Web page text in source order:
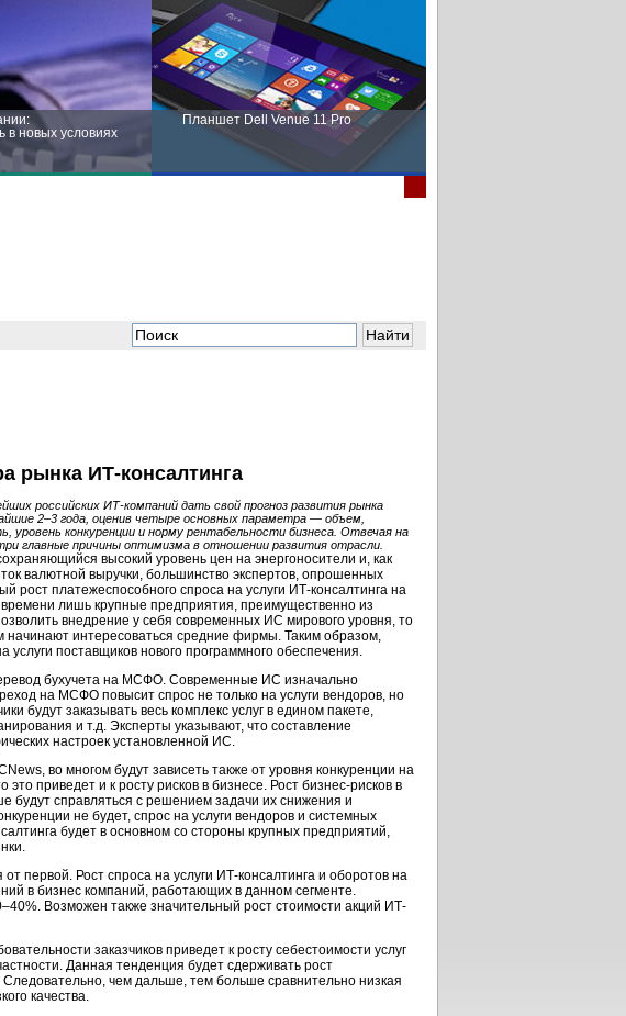
в новых условиях
Планшет Dell Venue 11 Pro
рынка ИТ-консалтинга
российских ИТ-компаний дать свой прогноз развития рынка
2–3 года, оценив четыре основных параметра — объем,
уровень конкуренции и норму рентабельности бизнеса. Отвечая на
главные причины оптимизма в отношении развития отрасли.
высокий уровень цен на энергоносители и, как
валютной выручки, большинство экспертов, опрошенных
рост платежеспособного спроса на услуги ИТ-консалтинга на
лишь крупные предприятия, преимущественно из
внедрение у себя современных ИС мирового уровня, то
начинают интересоваться средние фирмы. Таким образом,
услуги поставщиков нового программного обеспечения.
бухучета на МСФО. Современные ИС изначально
на МСФО повысит спрос не только на услуги вендоров, но
будут заказывать весь комплекс услуг в едином пакете,
и т.д. Эксперты указывают, что составление
настроек установленной ИС.
во многом будут зависеть также от уровня конкуренции на
приведет и к росту рисков в бизнесе. Рост бизнес-рисков в
будут справляться с решением задачи их снижения и
не будет, спрос на услуги вендоров и системных
будет в основном со стороны крупных предприятий,
первой. Рост спроса на услуги ИТ-консалтинга и оборотов на
в бизнес компаний, работающих в данном сегменте.
Возможен также значительный рост стоимости акций ИТ-
заказчиков приведет к росту себестоимости услуг
Данная тенденция будет сдерживать рост
Следовательно, чем дальше, тем больше сравнительно низкая
качества.